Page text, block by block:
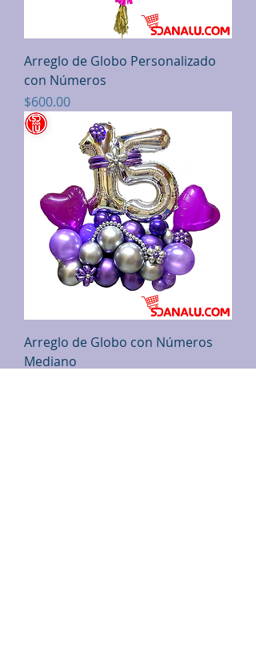
Arreglo de Globo Personalizado
con Números
Precio
$600.00
Arreglo de Globo con Números
Mediano